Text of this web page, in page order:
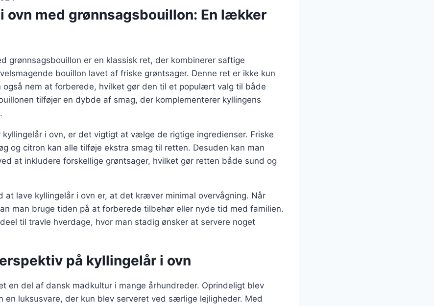
ovn med grønnsagsbouillon: En lækker
grønnsagsbouillon er en klassisk ret, der kombinerer saftige
bouillon lavet af friske grøntsager. Denne ret er ikke kun
også nem at forberede, hvilket gør den til et populært valg til både
tilføjer en dybde af smag, der komplementerer kyllingens
i ovn, er det vigtigt at vælge de rigtige ingredienser. Friske
og citron kan alle tilføje ekstra smag til retten. Desuden kan man
at inkludere forskellige grøntsager, hvilket gør retten både sund og
at lave kyllingelår i ovn er, at det kræver minimal overvågning. Når
man bruge tiden på at forberede tilbehør eller nyde tid med familien.
til travle hverdage, hvor man stadig ønsker at servere noget
på kyllingelår i ovn
en del af dansk madkultur i mange århundreder. Oprindeligt blev
en luksusvare, der kun blev serveret ved særlige lejligheder. Med